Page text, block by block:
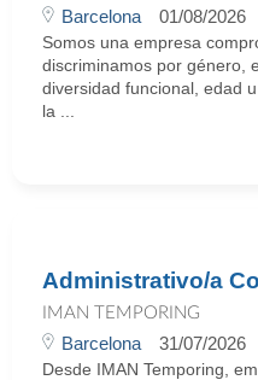
Barcelona 01/08/2026
Somos una empresa
discriminamos por género,
diversidad funcional, edad
la ...
Administrativo/a
IMAN TEMPORING
Barcelona 31/07/2026
Desde IMAN Temporing,